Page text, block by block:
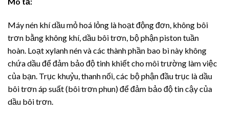
Máy nén khí dầu mỏ hoá lỏng là hoạt động đơn, không bôi
trơn bằng không khí, dầu bôi trơn, bộ phận piston tuần
hoàn. Loạt xylanh nén và các thành phần bao bì này không
chứa dầu để đảm bảo độ tinh khiết cho môi trường làm việc
của bạn. Trục khuỷu, thanh nối, các bộ phận đầu trục là dầu
bôi trơn áp suất (bôi trơn phun) để đảm bảo độ tin cậy của
dầu bôi trơn.